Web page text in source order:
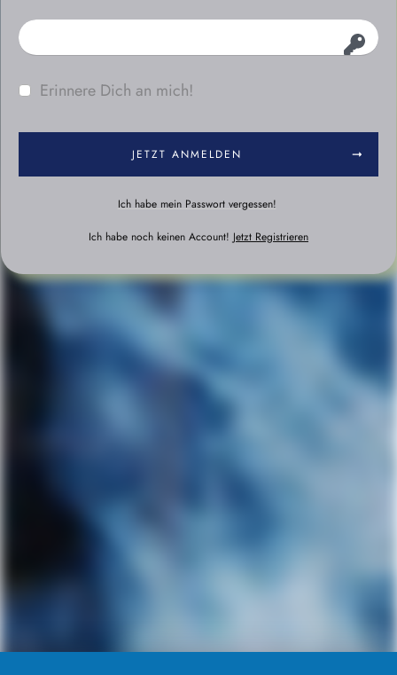
Erinnere Dich an mich!
JETZT ANMELDEN
Ich habe mein Passwort vergessen!
Ich habe noch keinen Account! Jetzt Registrieren